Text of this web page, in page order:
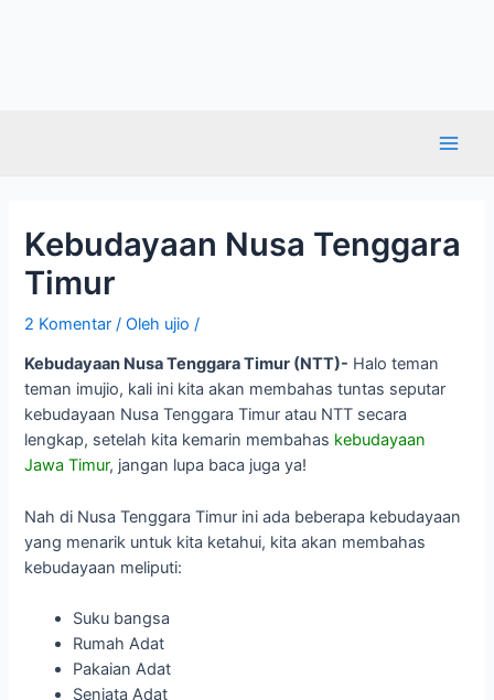
Kebudayaan Nusa Tenggara
Timur
2 Komentar / Oleh ujio/
Kebudayaan Nusa Tenggara Timur (NTT)- Halo teman
teman imujio, kali ini kita akan membahas tuntas seputar
kebudayaan Nusa Tenggara Timur atau NTT secara
lengkap, setelah kita kemarin membahas kebudayaan
Jawa Timur, jangan lupa baca juga ya!
Nah di Nusa Tenggara Timur ini ada beberapa kebudayaan
yang menarik untuk kita ketahui, kita akan membahas
kebudayaan meliputi:
Suku bangsa
Rumah Adat
Pakaian Adat
Senjata Adat